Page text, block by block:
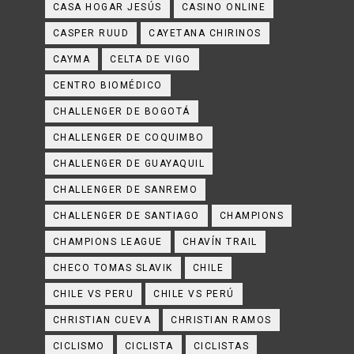
CASA HOGAR JESÚS CASINO ONLINE
CASPER RUUD CAYETANA CHIRINOS
CAYMA CELTA DE VIGO
CENTRO BIOMÉDICO
CHALLENGER DE BOGOTÁ
CHALLENGER DE COQUIMBO
CHALLENGER DE GUAYAQUIL
CHALLENGER DE SANREMO
CHALLENGER DE SANTIAGO CHAMPIONS
CHAMPIONS LEAGUE CHAVÍN TRAIL
CHECO TOMAS SLAVIK CHILE
CHILE VS PERU CHILE VS PERÚ
CHRISTIAN CUEVA CHRISTIAN RAMOS
CICLISMO CICLISTA CICLISTAS